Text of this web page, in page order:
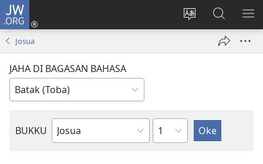
JW.ORG
Ganti
Log
Lului
di
JW.ORG
Josua
JAHA DI BAGASAN BAHASA
BUKKU
Bukku
Bindu